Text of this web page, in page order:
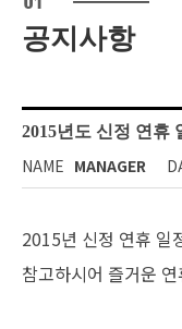
공지사항
2015년도 신정 연휴
NAME MANAGER
2015년 신정 연휴 일
참고하시어 즐거운